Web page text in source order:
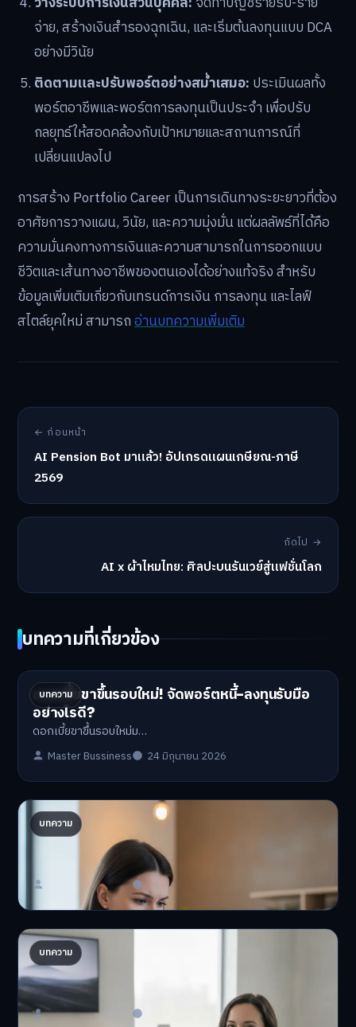
จ่าย, สร้างเงินสำรองฉุกเฉิน, และเริ่มต้นลงทุนแบบ DCA
อย่างมีวินัย
ติดตามและปรับพอร์ตอย่างสม่ำเสมอ: ประเมินผลทั้ง
พอร์ตอาชีพและพอร์ตการลงทุนเป็นประจำ เพื่อปรับ
กลยุทธ์ให้สอดคล้องกับเป้าหมายและสถานการณ์ที่
เปลี่ยนแปลงไป
การสร้าง Portfolio Career เป็นการเดินทางระยะยาวที่ต้อง
อาศัยการวางแผน, วินัย, และความมุ่งมั่น แต่ผลลัพธ์ที่ได้คือ
ความมั่นคงทางการเงินและความสามารถในการออกแบบ
ชีวิตและเส้นทางอาชีพของตนเองได้อย่างแท้จริง สำหรับ
ข้อมูลเพิ่มเติมเกี่ยวกับเทรนด์การเงิน การลงทุน และไลฟ์
สไตล์ยุคใหม่ สามารถอ่านบทความเพิ่มเติม
← ก่อนหน้า
AI Pension Bot มาแล้ว! อัปเกรดแผนเกษียณ-ภาษี
2569
ถัดไป →
AI x ผ้าไหมไทย: ศิลปะบนรันเวย์สู่แฟชั่นโลก
บทความที่เกี่ยวข้อง
บทความ
ดอกเบี้ยขาขึ้นรอบใหม่! จัดพอร์ตหนี้-ลงทุนรับมือ
อย่างไรดี?
ดอกเบี้ยขาขึ้นรอบใหม่ม…
Master Bussiness 24 มิถุนายน 2026
บทความ
ปรับพอร์ตรับ ‘เงินดิจิทัล 2.0’ จัดสรรงบอย่างไรไม่
ให้พัง
'เงินดิจิทัล 2.0' มาแล…
Master Bussiness 23 มิถุนายน 2026
บทความ
AI จัดพอร์ตให้ปัง! เทรนด์ลงทุนยุคใหม่ ไม่ต้องเฝ้า
จอ
AI จัดพอร์ตให้ปัง! หมด…
Master Bussiness 23 มิถุนายน 2026